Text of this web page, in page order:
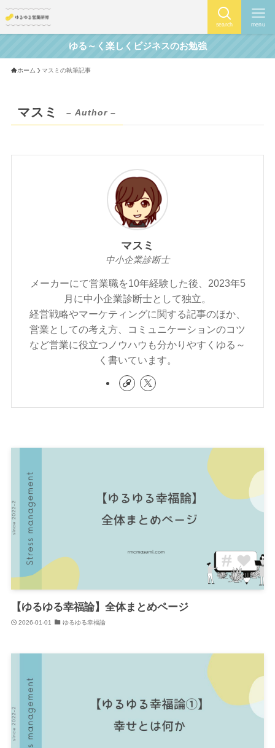
search menu
ゆる～く楽しくビジネスのお勉強
ホーム マスミの執筆記事
マスミ – Author –
マスミ
中小企業診断士
メーカーにて営業職を10年経験した後、2023年5
月に中小企業診断士として独立。
経営戦略やマーケティングに関する記事のほか、
営業としての考え方、コミュニケーションのコツ
など営業に役立つノウハウも分かりやすくゆる～
く書いています。
【ゆるゆる幸福論】全体まとめページ
2026-01-01 ゆるゆる幸福論